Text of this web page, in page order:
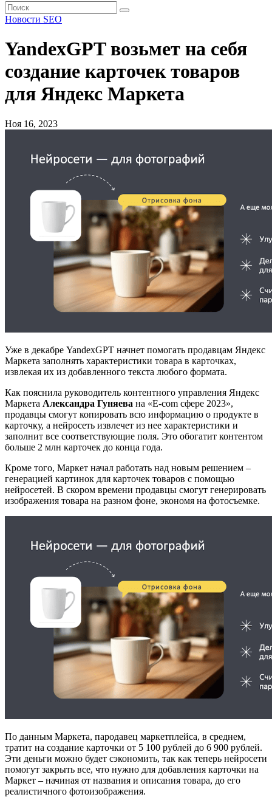
Новости SEO
YandexGPT возьмет на себя
создание карточек товаров
для Яндекс Маркета
Ноя 16, 2023
Уже в декабре YandexGPT начнет помогать продавцам Яндекс
Маркета заполнять характеристики товара в карточках,
извлекая их из добавленного текста любого формата.
Как пояснила руководитель контентного управления Яндекс
Маркета Александра Гуняева на «Е-com сфере 2023»,
продавцы смогут копировать всю информацию о продукте в
карточку, а нейросеть извлечет из нее характеристики и
заполнит все соответствующие поля. Это обогатит контентом
больше 2 млн карточек до конца года.
Кроме того, Маркет начал работать над новым решением –
генерацией картинок для карточек товаров с помощью
нейросетей. В скором времени продавцы смогут генерировать
изображения товара на разном фоне, экономя на фотосъемке.
По данным Маркета, пародавец маркетплейса, в среднем,
тратит на создание карточки от 5 100 рублей до 6 900 рублей.
Эти деньги можно будет сэкономить, так как теперь нейросети
помогут закрыть все, что нужно для добавления карточки на
Маркет – начиная от названия и описания товара, до его
реалистичного фотоизображения.